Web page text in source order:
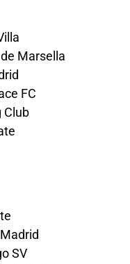
Marsella
FC
Club
SV